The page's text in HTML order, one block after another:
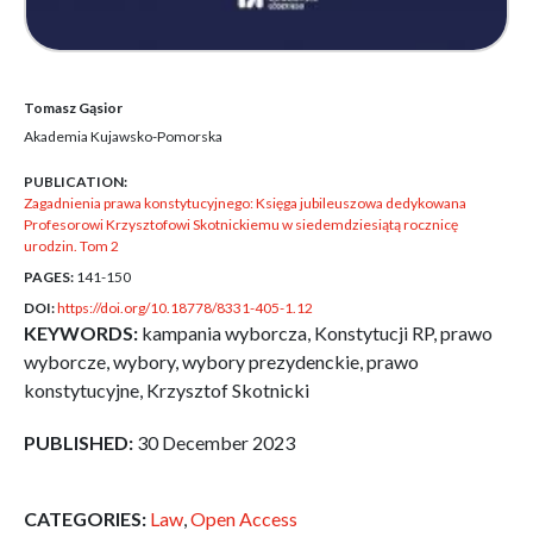
Tomasz Gąsior
Akademia Kujawsko-Pomorska
PUBLICATION:
Zagadnienia prawa konstytucyjnego: Księga jubileuszowa dedykowana
Profesorowi Krzysztofowi Skotnickiemu w siedemdziesiątą rocznicę
urodzin. Tom 2
PAGES: 141-150
DOI:https://doi.org/10.18778/8331-405-1.12
KEYWORDS: kampania wyborcza, Konstytucji RP, prawo
wyborcze, wybory, wybory prezydenckie, prawo
konstytucyjne, Krzysztof Skotnicki
PUBLISHED: 30 December 2023
CATEGORIES: Law Open Access